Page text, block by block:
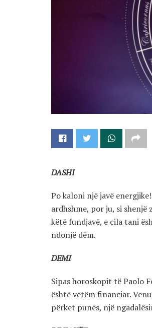
DASHI
Po kaloni një javë
ardhshme, por ju, si
këtë fundjavë, e cila tani
ndonjë dëm.
DEMI
Sipas horoskopit të Paolo
është vetëm financiar.
përket punës, një